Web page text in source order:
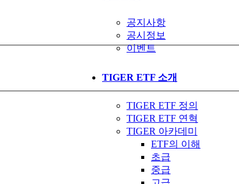
공지사항
공시정보
이벤트
TIGER ETF 소개
TIGER ETF 정의
TIGER ETF 연혁
TIGER 아카데미
ETF의 이해
초급
중급